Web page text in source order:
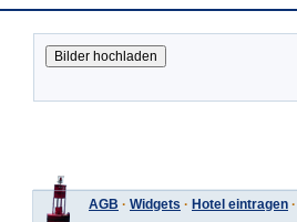
AGB · Widgets · Hotel eintragen ·